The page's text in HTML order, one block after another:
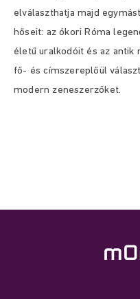
elválaszthatja majd
hőseit: az ókori Róma
életű uralkodóit és az antik
fő- és címszereplőül
modern zeneszerzőket.